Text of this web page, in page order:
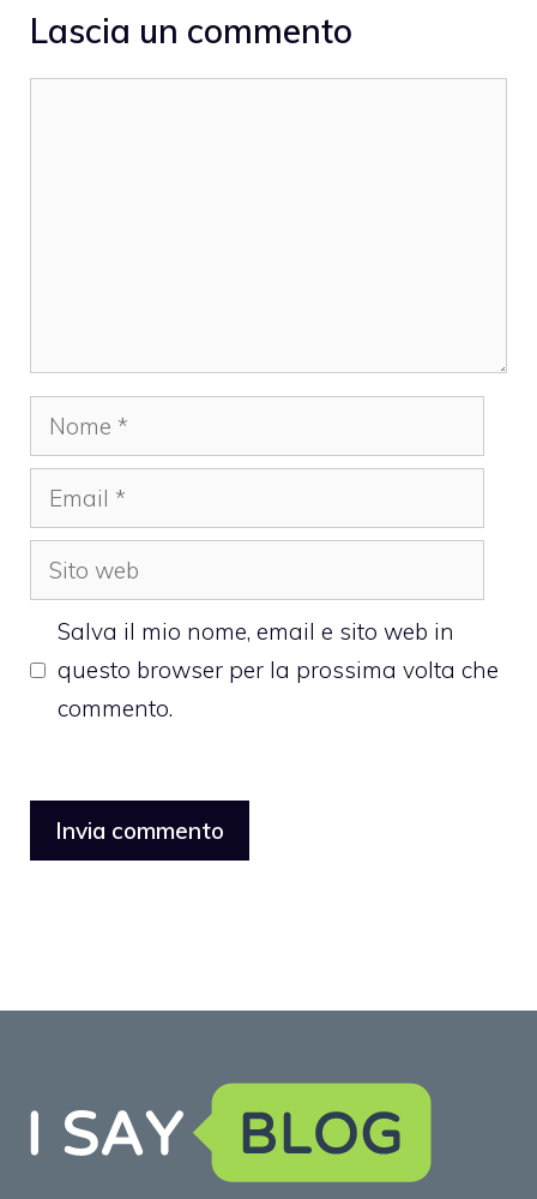
Lascia un commento
Nome
Email
Sito
web
Salva il mio nome, email e sito web in
questo browser per la prossima volta che
commento.